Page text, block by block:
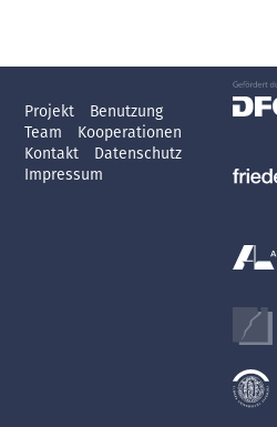
Projekt
Benutzung
Team
Kooperationen
Kontakt
Datenschutz
Impressum